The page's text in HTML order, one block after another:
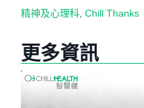
精神及心理科 Chill Thanks
更多資訊